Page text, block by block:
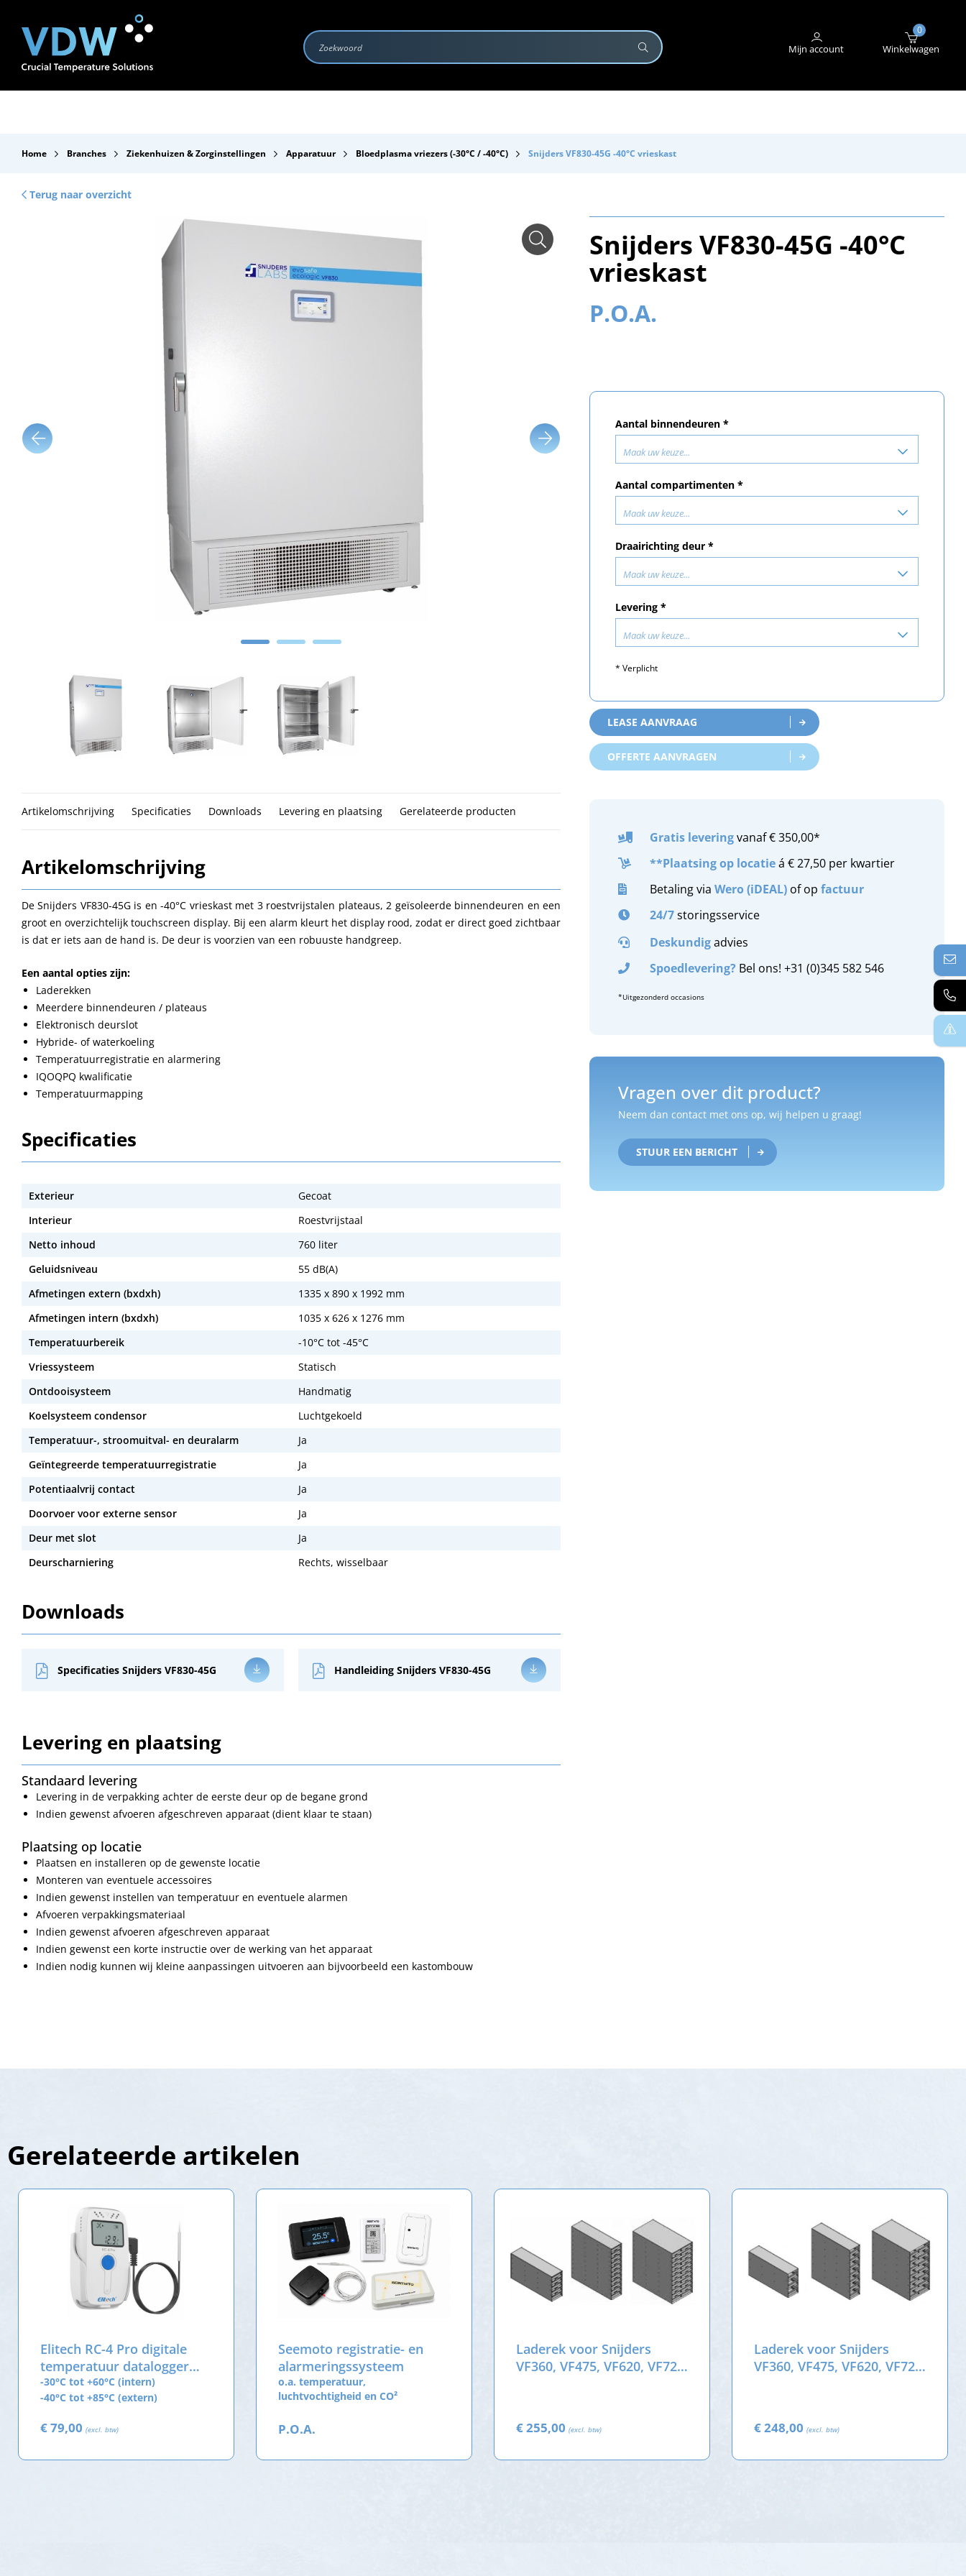
Mijn account
0
Winkelwagen
Branches STORING MELDEN
Home Branches Ziekenhuizen & Zorginstellingen Apparatuur Bloedplasma vriezers (-30°C / -40°C) Snijders VF830-45G -40°C vrieskast
Terug naar overzicht
Snijders VF830-45G -40°C
vrieskast
P.O.A.
Aantal binnendeuren *
Maak uw keuze...
Aantal compartimenten *
Maak uw keuze...
Draairichting deur *
Maak uw keuze...
Levering *
Maak uw keuze...
* Verplicht
LEASE AANVRAAG
OFFERTE AANVRAGEN
Gratis leveringvanaf € 350,00*
**Plaatsing op locatieá € 27,50 per kwartier
Betaling viaWero (iDEAL) of opfactuur
24/7storingsservice
Deskundigadvies
Spoedlevering? Bel ons! +31 (0)345 582 546
*Uitgezonderd occasions
Vragen over dit product?
Neem dan contact met ons op, wij helpen u graag!
STUUR EEN BERICHT
Artikelomschrijving Specificaties Downloads Levering en plaatsing Gerelateerde producten
Artikelomschrijving
De Snijders VF830-45G is en -40°C vrieskast met 3 roestvrijstalen plateaus, 2 geïsoleerde binnendeuren en een
groot en overzichtelijk touchscreen display. Bij een alarm kleurt het display rood, zodat er direct goed zichtbaar
is dat er iets aan de hand is. De deur is voorzien van een robuuste handgreep.
Een aantal opties zijn:
Laderekken
Meerdere binnendeuren / plateaus
Elektronisch deurslot
Hybride- of waterkoeling
Temperatuurregistratie en alarmering
IQOQPQ kwalificatie
Temperatuurmapping
Specificaties
Exterieur
Gecoat
Interieur
Roestvrijstaal
Netto inhoud
760 liter
Geluidsniveau
55 dB(A)
Afmetingen extern (bxdxh)
1335 x 890 x 1992 mm
Afmetingen intern (bxdxh)
1035 x 626 x 1276 mm
Temperatuurbereik
-10°C tot -45°C
Vriessysteem
Statisch
Ontdooisysteem
Handmatig
Koelsysteem condensor
Luchtgekoeld
Temperatuur-, stroomuitval- en deuralarm
Ja
Geïntegreerde temperatuurregistratie
Ja
Potentiaalvrij contact
Ja
Doorvoer voor externe sensor
Ja
Deur met slot
Ja
Deurscharniering
Rechts, wisselbaar
Downloads
Specificaties Snijders VF830-45G Handleiding Snijders VF830-45G
Levering en plaatsing
Standaard levering
Levering in de verpakking achter de eerste deur op de begane grond
Indien gewenst afvoeren afgeschreven apparaat (dient klaar te staan)
Plaatsing op locatie
Plaatsen en installeren op de gewenste locatie
Monteren van eventuele accessoires
Indien gewenst instellen van temperatuur en eventuele alarmen
Afvoeren verpakkingsmateriaal
Indien gewenst afvoeren afgeschreven apparaat
Indien gewenst een korte instructie over de werking van het apparaat
Indien nodig kunnen wij kleine aanpassingen uitvoeren aan bijvoorbeeld een kastombouw
Gerelateerde artikelen
Elitech RC-4 Pro digitale
temperatuur datalogger
met externe sensor
-30°C tot +60°C (intern)
-40°C tot +85°C (extern)
€ 79,00 (excl. btw)
Seemoto registratie- en
alarmeringssysteem
o.a. temperatuur,
luchtvochtigheid en CO²
P.O.A.
Laderek voor Snijders
VF360, VF475, VF620, VF720
€ 255,00 (excl. btw)
Laderek voor Snijders
VF360, VF475, VF620, VF720
€ 248,00 (excl. btw)